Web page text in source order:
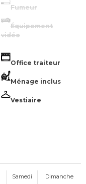
Fumeur
Équipement
vidéo
Office traiteur
Ménage inclus
Vestiaire
Samedi
Dimanche